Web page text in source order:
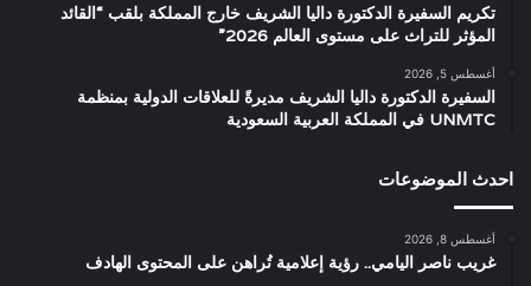
تكريم السفيرة الدكتورة داليا الشريف خارج المملكة بلقب “القائد
المؤثر للتراث على مستوى العالم 2026”
أغسطس 5, 2026
السفيرة الدكتورة داليا الشريف مديرةً للعلاقات الدولية بمنظمة
UNMTC في المملكة العربية السعودية
احدث الموضوعات
أغسطس 8, 2026
غريب ناصر اليامي.. رؤية إعلامية تُراهن على المحتوى الهادف